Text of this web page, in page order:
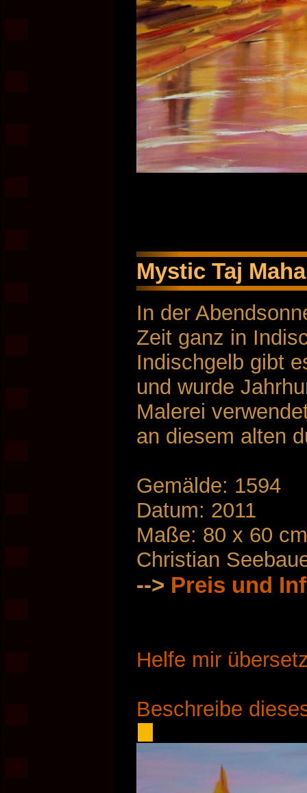
Mystic Taj
In der
Zeit ganz in
Indischgelb gibt
und wurde
Malerei
an diesem alten
Gemälde: 1594
Datum: 2011
Maße: 80 x 60 cm
Christian
--> Preis und
Helfe mir
Beschreibe